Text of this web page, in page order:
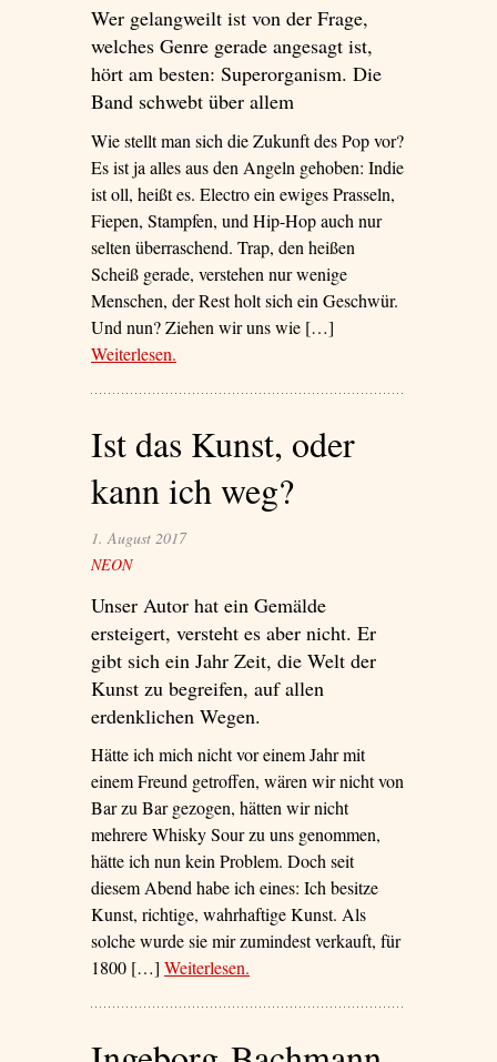
Wer gelangweilt ist von der Frage,
welches Genre gerade angesagt ist,
hört am besten: Superorganism. Die
Band schwebt über allem
Wie stellt man sich die Zukunft des Pop vor?
Es ist ja alles aus den Angeln gehoben: Indie
ist oll, heißt es. Electro ein ewiges Prasseln,
Fiepen, Stampfen, und Hip-Hop auch nur
selten überraschend. Trap, den heißen
Scheiß gerade, verstehen nur wenige
Menschen, der Rest holt sich ein Geschwür.
Und nun? Ziehen wir uns wie […]
Weiterlesen– ‘Klänge aus der Arche Noah’
.
Ist das Kunst, oder
kann ich weg?
1. August 2017
NEON
Unser Autor hat ein Gemälde
ersteigert, versteht es aber nicht. Er
gibt sich ein Jahr Zeit, die Welt der
Kunst zu begreifen, auf allen
erdenklichen Wegen.
Hätte ich mich nicht vor einem Jahr mit
einem Freund getroffen, wären wir nicht von
Bar zu Bar gezogen, hätten wir nicht
mehrere Whisky Sour zu uns genommen,
hätte ich nun kein Problem. Doch seit
diesem Abend habe ich eines: Ich besitze
Kunst, richtige, wahrhaftige Kunst. Als
solche wurde sie mir zumindest verkauft, für
1800 […] Weiterlesen– ‘Ist das Kunst, oder kann ich
.